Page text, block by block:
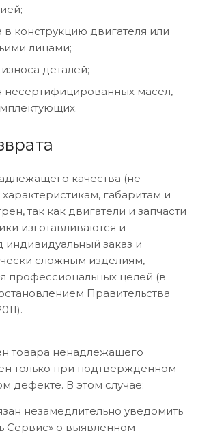
в конструкцию двигателя или
лицами;
деталей;
несертифицированных масел,
качества (не
габаритам и
так как двигатели и запчасти
изготавливаются и
индивидуальный заказ и
сложным изделиям,
профессиональных целей (в
Правительства
товара ненадлежащего
только при подтверждённом
дефекте. В этом случае:
незамедлительно уведомить
Сервис» о выявленном